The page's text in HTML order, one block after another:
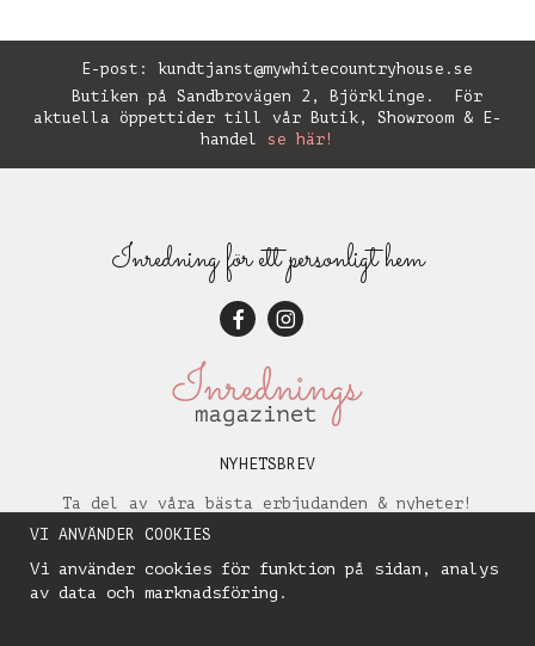
E-post: kundtjanst@mywhitecountryhouse.se
Butiken på Sandbrovägen 2, Björklinge. För
aktuella öppettider till vår Butik, Showroom & E-
handel se här!
Inredning för ett personligt hem
NYHETSBREV
Ta del av våra bästa erbjudanden & nyheter!
VI ANVÄNDER COOKIES
Vi använder cookies för funktion på sidan, analys
av data och marknadsföring.